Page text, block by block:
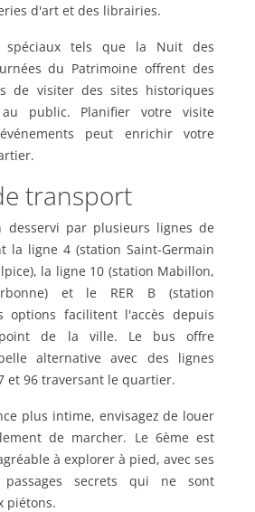
d'art et des librairies.
spéciaux tels que la Nuit des
du Patrimoine offrent des
de visiter des sites historiques
public. Planifier votre visite
peut enrichir votre
transport
desservi par plusieurs lignes de
la ligne 4 (station Saint-Germain
la ligne 10 (station Mabillon,
et le RER B (station
options facilitent l'accès depuis
de la ville. Le bus offre
alternative avec des lignes
et 96 traversant le quartier.
plus intime, envisagez de louer
de marcher. Le 6ème est
à explorer à pied, avec ses
secrets qui ne sont
piétons.